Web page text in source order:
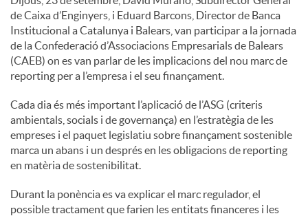
de Caixa d’Enginyers, i Eduard Barcons, Director de Banca
Institucional a Catalunya i Balears, van participar a la jornada
de la Confederació d’Associacions Empresarials de Balears
(CAEB) on es van parlar de les implicacions del nou marc de
reporting per a l’empresa i el seu finançament.
Cada dia és més important l’aplicació de l’ASG (criteris
ambientals, socials i de governança) en l’estratègia de les
empreses i el paquet legislatiu sobre finançament sostenible
marca un abans i un després en les obligacions de reporting
en matèria de sostenibilitat.
Durant la ponència es va explicar el marc regulador, el
possible tractament que farien les entitats financeres i les